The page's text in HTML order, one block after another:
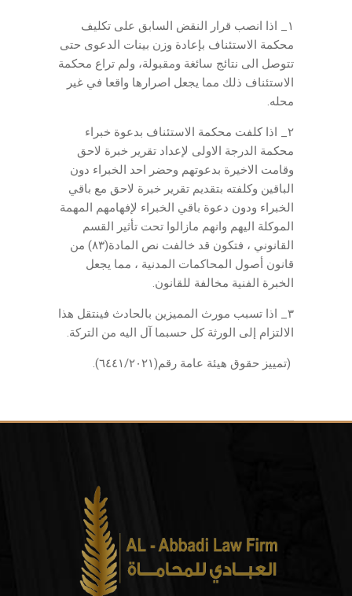
١_ اذا انصب قرار النقض السابق على تكليف
محكمة الاستئناف بإعادة وزن بينات الدعوى حتى
تتوصل الى نتائج سائغة ومقبولة، ولم تراع محكمة
الاستئناف ذلك مما يجعل اصرارها واقعا في غير
محله.
٢_ اذا كلفت محكمة الاستئناف بدعوة خبراء
محكمة الدرجة الاولى لإعداد تقرير خبرة لاحق
وقامت الاخيرة بدعوتهم وحضر احد الخبراء دون
الباقين وكلفته بتقديم تقرير خبرة لاحق مع باقي
الخبراء ودون دعوة باقي الخبراء لإفهامهم المهمة
الموكلة اليهم وانهم مازالوا تحت تأثير القسم
القانوني ، فتكون قد خالفت نص المادة(٨٣) من
قانون أصول المحاكمات المدنية ، مما يجعل
الخبرة الفنية مخالفة للقانون.
٣_ اذا تسبب مورث المميزين بالحادث فينتقل هذا
الالتزام إلى الورثة كل حسبما آل اليه من التركة.
(تمييز حقوق هيئة عامة رقم(٦٤٤١/٢٠٢١).